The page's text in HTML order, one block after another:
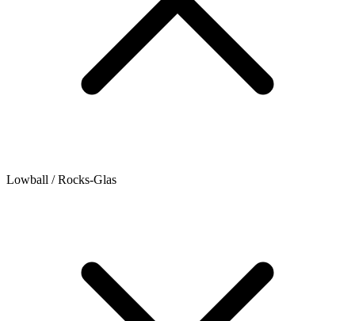
Lowball / Rocks-Glas